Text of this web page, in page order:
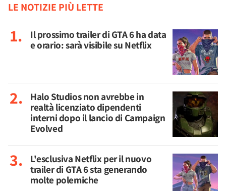
LE NOTIZIE PIÙ LETTE
Il prossimo trailer di GTA 6 ha data
e orario: sarà visibile su Netflix
Halo Studios non avrebbe in
realtà licenziato dipendenti
interni dopo il lancio di Campaign
Evolved
L'esclusiva Netflix per il nuovo
trailer di GTA 6 sta generando
molte polemiche